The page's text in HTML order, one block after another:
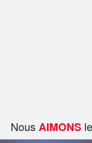
NousAIMONS